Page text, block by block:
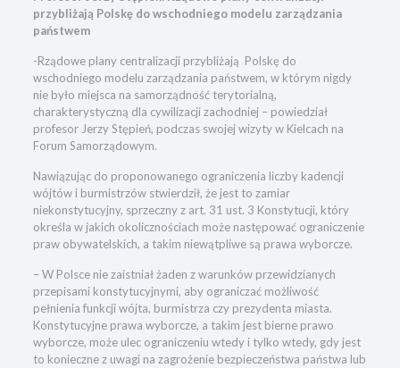
przybliżają Polskę do wschodniego modelu zarządzania
państwem
-Rządowe plany centralizacji przybliżają Polskę do
wschodniego modelu zarządzania państwem, w którym nigdy
nie było miejsca na samorządność terytorialną,
charakterystyczną dla cywilizacji zachodniej – powiedział
profesor Jerzy Stępień, podczas swojej wizyty w Kielcach na
Forum Samorządowym.
Nawiązując do proponowanego ograniczenia liczby kadencji
wójtów i burmistrzów stwierdził, że jest to zamiar
niekonstytucyjny, sprzeczny z art. 31 ust. 3 Konstytucji, który
określa w jakich okolicznościach może następować ograniczenie
praw obywatelskich, a takim niewątpliwe są prawa wyborcze.
– W Polsce nie zaistniał żaden z warunków przewidzianych
przepisami konstytucyjnymi, aby ograniczać możliwość
pełnienia funkcji wójta, burmistrza czy prezydenta miasta.
Konstytucyjne prawa wyborcze, a takim jest bierne prawo
wyborcze, może ulec ograniczeniu wtedy i tylko wtedy, gdy jest
to konieczne z uwagi na zagrożenie bezpieczeństwa państwa lub